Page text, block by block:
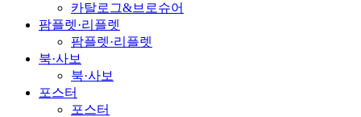
카탈로그&브로슈어
팜플렛·리플렛
팜플렛·리플렛
북·사보
북·사보
포스터
포스터